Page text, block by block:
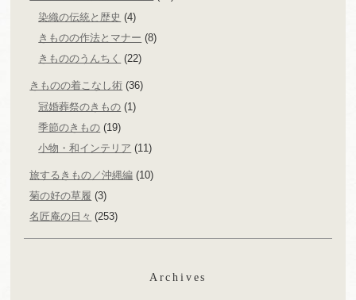
染織の伝統と歴史 (4)
きものの作法とマナー (8)
きもののうんちく (22)
きものの着こなし術 (36)
冠婚葬祭のきもの (1)
季節のきもの (19)
小物・和インテリア (11)
旅するきもの／沖縄編 (10)
菊の好の草履 (3)
名匠庵の日々 (253)
Archives